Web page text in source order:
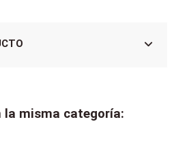
misma categoría: